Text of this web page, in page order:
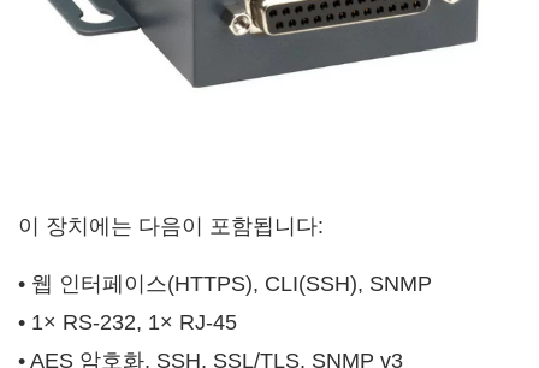
이 장치에는 다음이 포함됩니다:
• 웹 인터페이스(HTTPS), CLI(SSH), SNMP
• 1× RS-232, 1× RJ-45
• AES 암호화, SSH, SSL/TLS, SNMP v3